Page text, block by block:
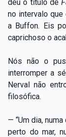
deu o titulo de
no intervalo
a Buffon. Eis
caprichoso o
Nós não o
interromper a
Nerval não
filosófica.
— “Um dia,
perto do mar,